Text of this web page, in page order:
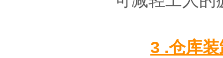
3 .仓库